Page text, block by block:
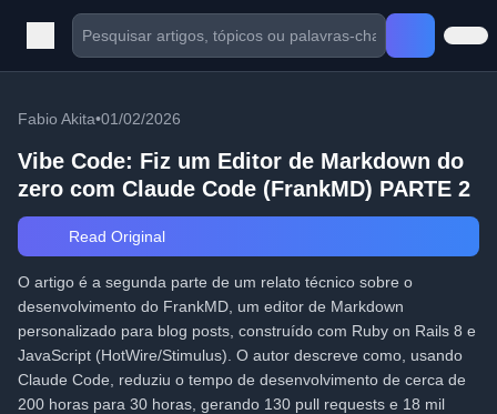
Fabio Akita•01/02/2026
Vibe Code: Fiz um Editor de Markdown do
zero com Claude Code (FrankMD) PARTE 2
Read Original
O artigo é a segunda parte de um relato técnico sobre o
desenvolvimento do FrankMD, um editor de Markdown
personalizado para blog posts, construído com Ruby on Rails 8 e
JavaScript (HotWire/Stimulus). O autor descreve como, usando
Claude Code, reduziu o tempo de desenvolvimento de cerca de
200 horas para 30 horas, gerando 130 pull requests e 18 mil